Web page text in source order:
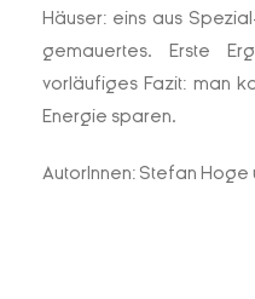
Häuser: eins aus
gemauertes. Erste
vorläufiges Fazit: man
Energie sparen.
AutorInnen: Stefan